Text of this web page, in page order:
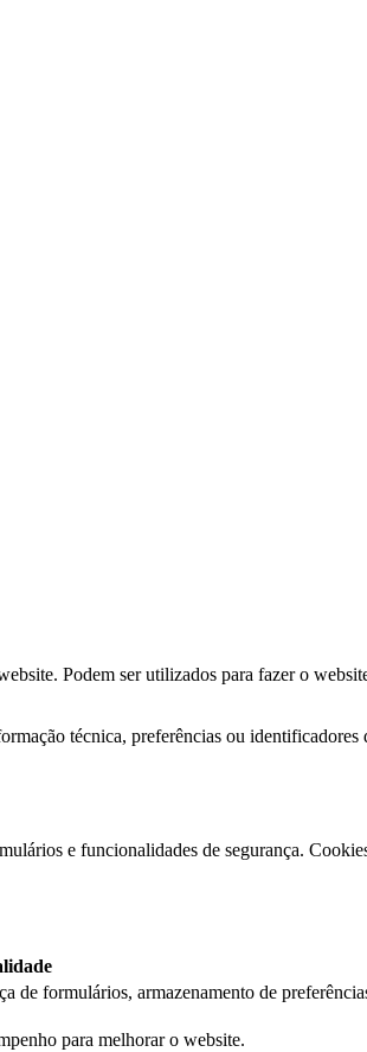
Podem ser utilizados para fazer o
técnica, preferências ou identificadores
e funcionalidades de segurança.
de formulários, armazenamento de
para melhorar o website.